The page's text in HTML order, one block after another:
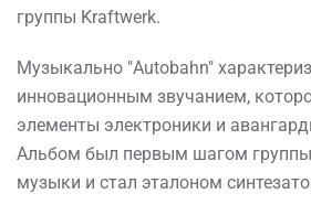
группы Kraftwerk.
Музыкально "Autobahn"
инновационным звучанием,
элементы электроники и
Альбом был первым шагом
музыки и стал эталоном